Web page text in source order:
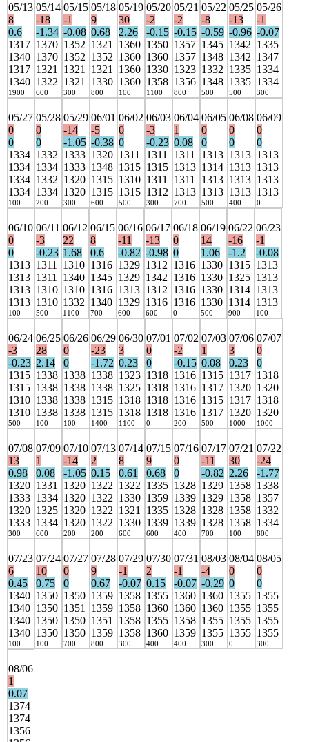
05/13
8
0.6
1317
1340
1317
1340
1900
05/14
-18
-1.34
1370
1370
1321
1322
600
05/15
-1
-0.08
1352
1352
1321
1321
300
05/18
9
0.68
1321
1352
1321
1330
800
05/19
30
2.26
1360
1360
1360
1360
100
05/20
-2
-0.15
1350
1360
1330
1358
1100
05/21
-2
-0.15
1357
1357
1323
1356
800
05/22
-8
-0.59
1345
1348
1332
1348
500
05/25
-13
-0.96
1342
1342
1335
1335
500
05/26
-1
-0.07
1335
1347
1334
1334
300
05/27
0
0
1334
1334
1334
1334
100
05/28
0
0
1332
1334
1332
1334
200
05/29
-14
-1.05
1333
1333
1320
1320
300
06/01
-5
-0.38
1320
1348
1315
1315
600
06/02
0
0
1311
1315
1310
1315
500
06/03
-3
-0.23
1311
1315
1311
1312
300
06/04
1
0.08
1311
1313
1311
1313
700
06/05
0
0
1313
1314
1313
1313
500
06/08
0
0
1313
1313
1313
1313
400
06/09
0
0
1313
1313
1313
1313
0
06/10
0
0
1313
1313
1313
1313
100
06/11
-3
-0.23
1311
1311
1310
1310
500
06/12
22
1.68
1310
1340
1310
1332
1100
06/15
8
0.6
1316
1345
1316
1340
700
06/16
-11
-0.82
1329
1329
1313
1329
600
06/17
-13
-0.98
1312
1342
1312
1316
600
06/18
0
0
1316
1316
1316
1316
0
06/19
14
1.06
1330
1330
1330
1330
500
06/22
-16
-1.2
1315
1325
1314
1314
900
06/23
-1
-0.08
1313
1313
1313
1313
100
06/24
-3
-0.23
1315
1315
1310
1310
500
06/25
28
2.14
1338
1338
1338
1338
100
06/26
0
0
1338
1338
1338
1338
100
06/29
-23
-1.72
1338
1338
1315
1315
1400
06/30
3
0.23
1323
1325
1318
1318
1100
07/01
0
0
1318
1318
1318
1318
0
07/02
-2
-0.15
1316
1316
1316
1316
200
07/03
1
0.08
1315
1317
1315
1317
500
07/06
3
0.23
1317
1320
1317
1320
1000
07/07
0
0
1318
1320
1318
1320
1000
07/08
13
0.98
1320
1333
1320
1333
300
07/09
1
0.08
1331
1334
1325
1334
600
07/10
-14
-1.05
1320
1320
1320
1320
200
07/13
2
0.15
1322
1322
1322
1322
200
07/14
8
0.61
1322
1330
1321
1330
600
07/15
9
0.68
1335
1359
1335
1339
600
07/16
0
0
1328
1339
1328
1339
400
07/17
-11
-0.82
1329
1329
1328
1328
700
07/21
30
2.26
1358
1358
1358
1358
100
07/22
-24
-1.77
1338
1357
1332
1334
800
07/23
6
0.45
1340
1340
1340
1340
100
07/24
10
0.75
1350
1350
1350
1350
100
07/27
0
0
1350
1351
1350
1350
700
07/28
9
0.67
1359
1359
1351
1359
800
07/29
-1
-0.07
1358
1358
1358
1358
300
07/30
2
0.15
1355
1360
1355
1360
400
07/31
-1
-0.07
1360
1360
1358
1359
400
08/03
-4
-0.29
1360
1360
1355
1355
300
08/04
0
0
1355
1355
1355
1355
0
08/05
0
0
1355
1355
1355
1355
300
08/06
1
0.07
1374
1374
1356